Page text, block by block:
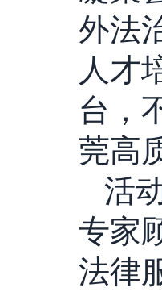
外法
人才
台，
莞高
活
专家
法律